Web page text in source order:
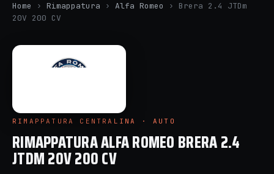
Home › Rimappatura › Alfa Romeo › Brera 2.4 JTDm
20V 200 CV
RIMAPPATURA CENTRALINA · AUTO
RIMAPPATURA ALFA ROMEO BRERA 2.4
JTDM 20V 200 CV